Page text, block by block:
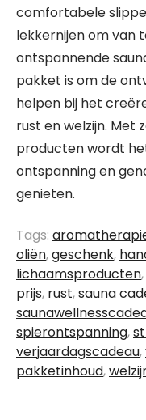
comfortabele
lekkernijen om van
ontspannende
pakket is om de
helpen bij het
rust en welzijn. Met
producten wordt
ontspanning en
genieten.
Tags:
oliën,geschenk,
lichaamsproducten,
prijs, rust,sauna
spierontspanning,
verjaardagscadeau,
pakketinhoud,